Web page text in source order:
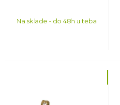
Na sklade - do 48h u teba